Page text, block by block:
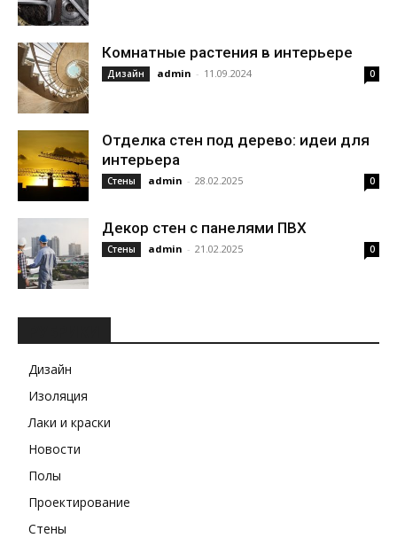
Комнатные растения в интерьере
Дизайн admin - 11.09.2024 0
Отделка стен под дерево: идеи для
интерьера
Стены admin - 28.02.2025 0
Декор стен с панелями ПВХ
Стены admin - 21.02.2025 0
Дизайн
Изоляция
Лаки и краски
Новости
Полы
Проектирование
Стены